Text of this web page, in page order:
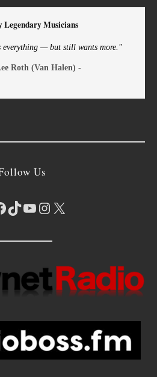
Legendary Musicians
everything — but still wants more."
Roth (Van Halen) -
Us